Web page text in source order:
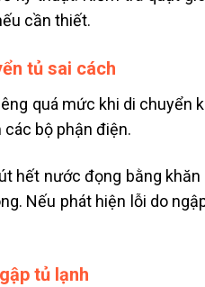
cần thiết.
tủ sai cách
quá mức khi di chuyển
bộ phận điện.
hết nước đọng bằng
Nếu phát hiện lỗi do
tủ lạnh